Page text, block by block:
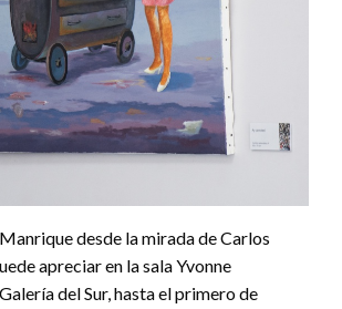
desde la mirada de Carlos
apreciar en la sala Yvonne
del Sur, hasta el primero de